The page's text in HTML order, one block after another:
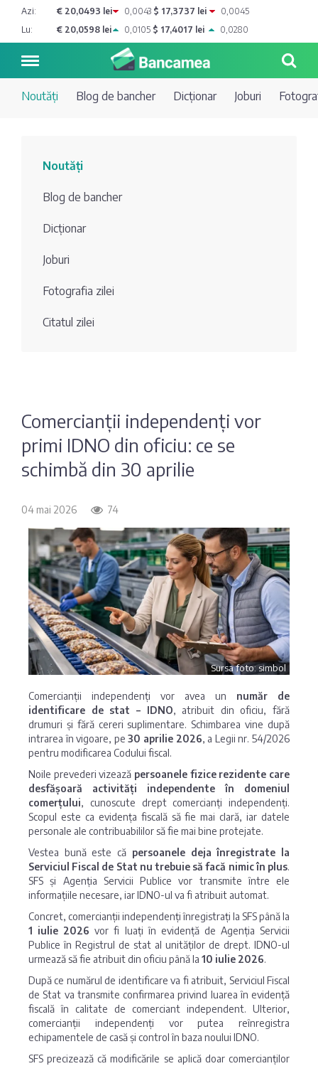
Azi: € 20,0493 lei 0,0043 $ 17,3737 lei
0,0045
Lu:
€ 20,0598 lei 0,0105 $ 17,4017 lei 0,0280
bancher
Joburi
Fotografia
Depozite
Comerțbank
Energbank
Maib
OTP Bank
ProCredit Bank
Victoriabank
întrebare?
Sondaj
Noutăți Blog de bancher Dicționar Joburi
Noutăți
Blog de bancher
Dicționar
Joburi
Fotografia zilei
Citatul zilei
Comercianții independenți vor
primi IDNO din oficiu: ce se
schimbă din 30 aprilie
04 mai 2026 74
Sursa foto: simbol
Comercianții independenți vor avea un număr de
identificare de stat – IDNO, atribuit din oficiu, fără
drumuri și fără cereri suplimentare. Schimbarea vine după
intrarea în vigoare, pe30 aprilie 2026, a Legii nr. 54/2026
pentru modificarea Codului fiscal.
Noile prevederi vizează persoanele fizice rezidente care
desfășoară activități independente în domeniul
comerțului, cunoscute drept comercianți independenți.
Scopul este ca evidența fiscală să fie mai clară, iar datele
personale ale contribuabililor să fie mai bine protejate.
Vestea bună este că persoanele deja înregistrate la
Serviciul Fiscal de Stat nu trebuie să facă nimic în plus.
SFS și Agenția Servicii Publice vor transmite între ele
informațiile necesare, iar IDNO-ul va fi atribuit automat.
Concret, comercianții independenți înregistrați la SFS până la
1 iulie 2026 vor fi luați în evidență de Agenția Servicii
Publice în Registrul de stat al unităților de drept. IDNO-ul
urmează să fie atribuit din oficiu până la 10 iulie 2026.
După ce numărul de identificare va fi atribuit, Serviciul Fiscal
de Stat va transmite confirmarea privind luarea în evidență
fiscală în calitate de comerciant independent. Ulterior,
comercianții independenți vor putea reînregistra
echipamentele de casă și control în baza noului IDNO.
SFS precizează că modificările se aplică doar comercianților